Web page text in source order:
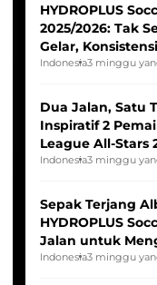
HYDROPLUS
2025/2026: Tak
Gelar,
Indonesia3 minggu
Dua Jalan, Satu
Inspiratif 2
League All-Stars
Seleksi Timnas
Indonesia3 minggu
Sepak Terjang
HYDROPLUS
Jalan untuk
Indonesia Putri
Indonesia3 minggu